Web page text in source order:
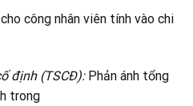
công nhân viên tính vào chi
định (TSCĐ): Phản ánh tổng
trong